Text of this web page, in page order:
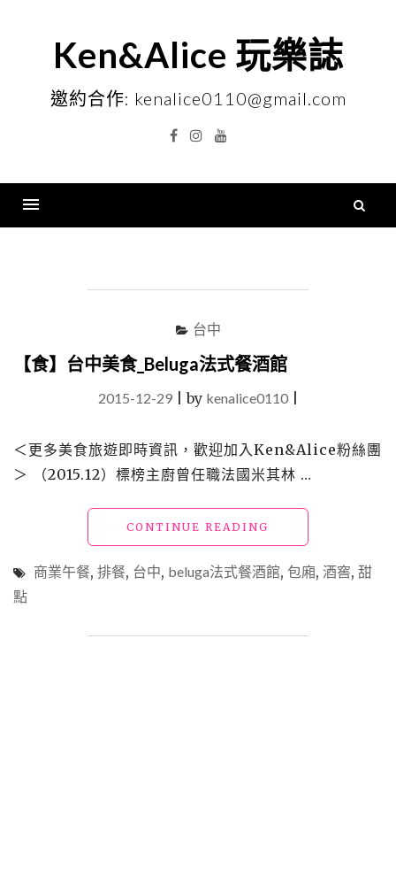
Ken&Alice 玩樂誌
邀約合作: kenalice0110@gmail.com
FacebookInstagramYouTube
台中
【食】台中美食_Beluga法式餐酒館
2015-12-29|by kenalice0110|
＜更多美食旅遊即時資訊，歡迎加入Ken&Alice粉絲團
＞ （2015.12）標榜主廚曾任職法國米其林 …
CONTINUE READING
台
中
美
法
商業午餐, 排餐, 台中, beluga法式餐酒館, 包廂, 酒窖, 甜
點